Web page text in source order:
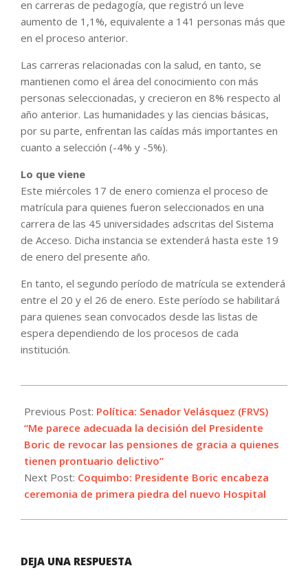
en carreras de pedagogía, que registró un leve
aumento de 1,1%, equivalente a 141 personas más que
en el proceso anterior.
Las carreras relacionadas con la salud, en tanto, se
mantienen como el área del conocimiento con más
personas seleccionadas, y crecieron en 8% respecto al
año anterior. Las humanidades y las ciencias básicas,
por su parte, enfrentan las caídas más importantes en
cuanto a selección (-4% y -5%).
Lo que viene
Este miércoles 17 de enero comienza el proceso de
matrícula para quienes fueron seleccionados en una
carrera de las 45 universidades adscritas del Sistema
de Acceso. Dicha instancia se extenderá hasta este 19
de enero del presente año.
En tanto, el segundo período de matrícula se extenderá
entre el 20 y el 26 de enero. Este período se habilitará
para quienes sean convocados desde las listas de
espera dependiendo de los procesos de cada
institución.
01-
17
Previous Post: Política: Senador Velásquez (FRVS)
“Me parece adecuada la decisión del Presidente
Boric de revocar las pensiones de gracia a quienes
tienen prontuario delictivo”
Next Post: Coquimbo: Presidente Boric encabeza
ceremonia de primera piedra del nuevo Hospital
DEJA UNA RESPUESTA